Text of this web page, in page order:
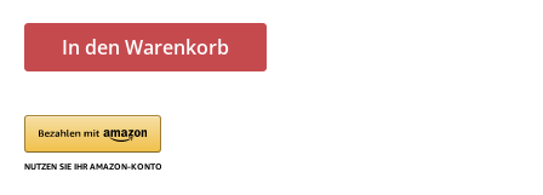
In den Warenkorb